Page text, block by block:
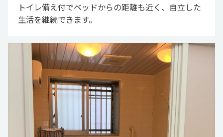
トイレ備え付でベッドからの距離も近く、自立した
生活を継続できます。